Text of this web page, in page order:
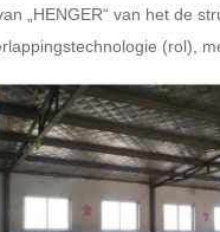
„HENGER“ van het de
(rol),